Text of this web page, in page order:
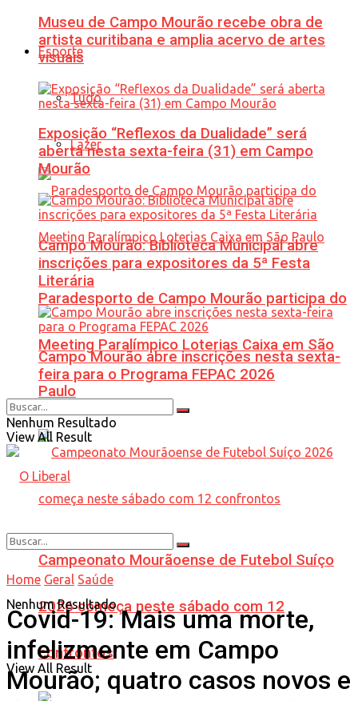
Esporte
Tudo
Lazer
Paradesporto de Campo Mourão participa do
Meeting Paralímpico Loterias Caixa em São
Paulo
Campeonato Mourãoense de Futebol Suíço
2026 começa neste sábado com 12
confrontos
Museu de Campo Mourão recebe obra de
artista curitibana e amplia acervo de artes
visuais
Exposição “Reflexos da Dualidade” será
aberta nesta sexta-feira (31) em Campo
Mourão
Campo Mourão: Biblioteca Municipal abre
inscrições para expositores da 5ª Festa
Literária
Campo Mourão abre inscrições nesta sexta-
feira para o Programa FEPAC 2026
Nenhum Resultado
View All Result
Nenhum Resultado
View All Result
Home Geral Saúde
Covid-19: Mais uma morte,
infelizmente em Campo
Mourão; quatro casos novos e